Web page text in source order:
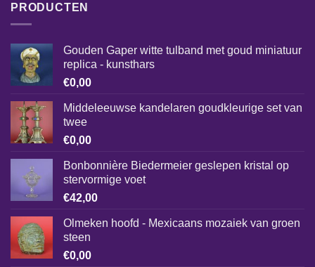
PRODUCTEN
Gouden Gaper witte tulband met goud miniatuur
replica - kunsthars
€0,00
Middeleeuwse kandelaren goudkleurige set van
twee
€0,00
Bonbonnière Biedermeier geslepen kristal op
stervormige voet
€42,00
Olmeken hoofd - Mexicaans mozaiek van groen
steen
€0,00